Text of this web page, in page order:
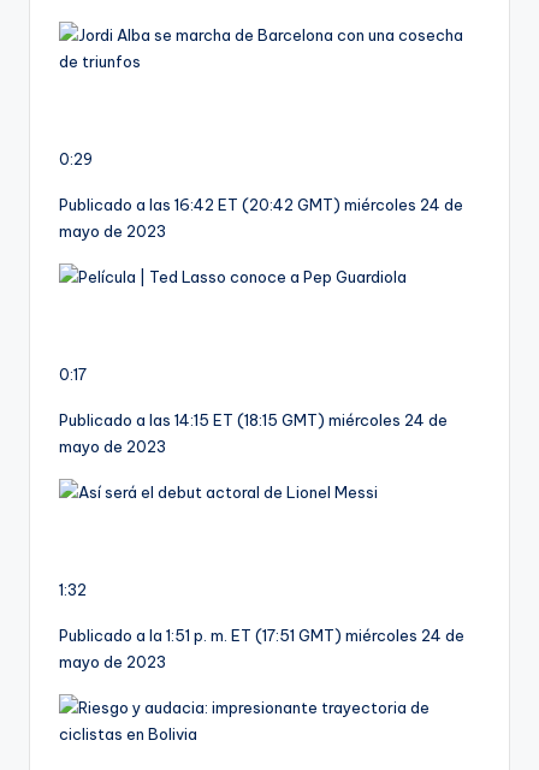
0:29
Publicado a las 16:42 ET (20:42 GMT) miércoles 24 de
mayo de 2023
0:17
Publicado a las 14:15 ET (18:15 GMT) miércoles 24 de
mayo de 2023
1:32
Publicado a la 1:51 p. m. ET (17:51 GMT) miércoles 24 de
mayo de 2023